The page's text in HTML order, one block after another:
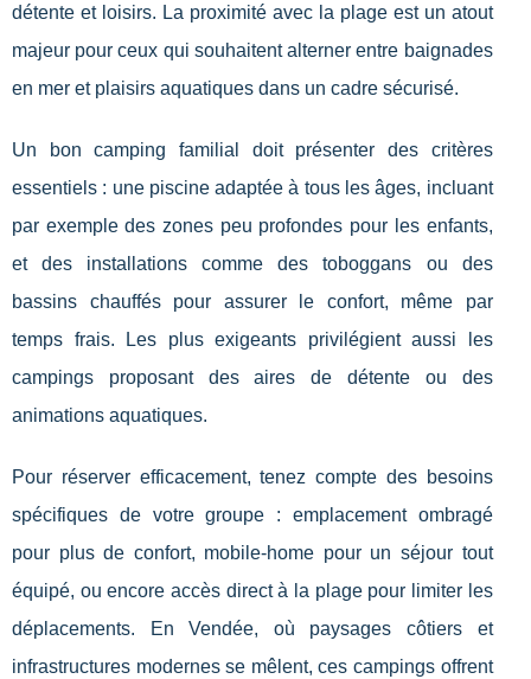
détente et loisirs. La proximité avec la plage est un atout
majeur pour ceux qui souhaitent alterner entre baignades
en mer et plaisirs aquatiques dans un cadre sécurisé.
Un bon camping familial doit présenter des critères
essentiels : une piscine adaptée à tous les âges, incluant
par exemple des zones peu profondes pour les enfants,
et des installations comme des toboggans ou des
bassins chauffés pour assurer le confort, même par
temps frais. Les plus exigeants privilégient aussi les
campings proposant des aires de détente ou des
animations aquatiques.
Pour réserver efficacement, tenez compte des besoins
spécifiques de votre groupe : emplacement ombragé
pour plus de confort, mobile-home pour un séjour tout
équipé, ou encore accès direct à la plage pour limiter les
déplacements. En Vendée, où paysages côtiers et
infrastructures modernes se mêlent, ces campings offrent